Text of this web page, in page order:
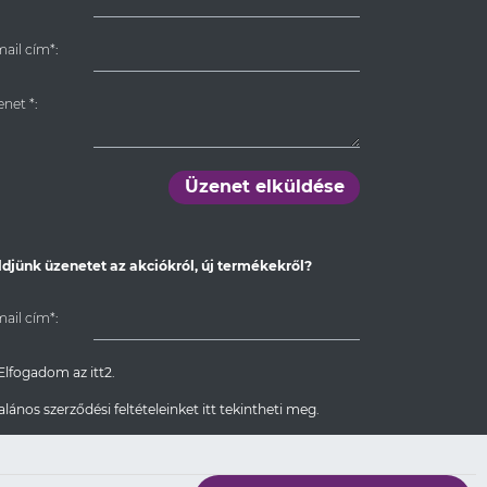
cím*:
*:
Üzenet elküldése
üzenetet az akciókról, új termékekről?
cím*:
az itt2.
szerződési feltételeinket itt tekintheti meg.
Feliratkozom